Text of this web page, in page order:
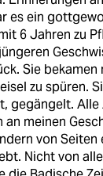
es ein
6 Jahren zu
Sie
zu spüren.
gegängelt. Alle
an meinen
von Seiten
Nicht von